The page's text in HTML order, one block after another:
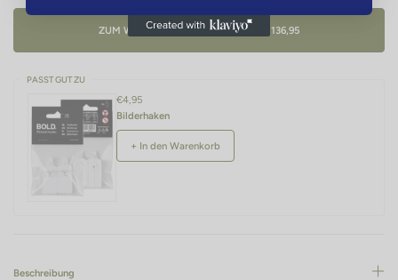
ZUM WARENKORB HINZUFÜGEN - €136,95
PASST GUT ZU
€4,95
Bilderhaken
+ In den Warenkorb
Beschreibung